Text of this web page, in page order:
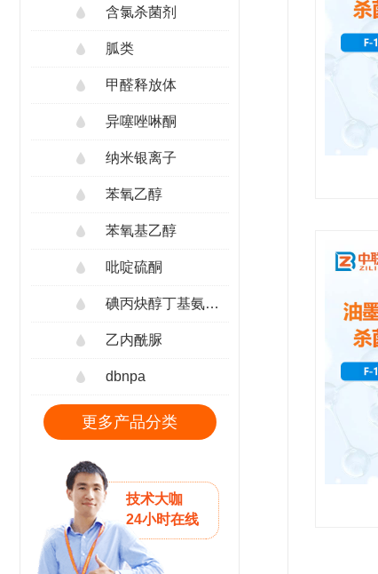
含氯杀菌剂
胍类
甲醛释放体
异噻唑啉酮
纳米银离子
苯氧乙醇
苯氧基乙醇
吡啶硫酮
碘丙炔醇丁基氨甲酸酯
乙内酰脲
dbnpa
更多产品分类
技术大咖
24小时在线